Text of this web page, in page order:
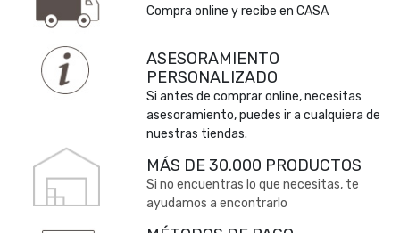
Compra online y recibe en CASA
ASESORAMIENTO
PERSONALIZADO
Si antes de comprar online, necesitas
asesoramiento, puedes ir a cualquiera de
nuestras tiendas.
MÁS DE 30.000 PRODUCTOS
Si no encuentras lo que necesitas, te
ayudamos a encontrarlo